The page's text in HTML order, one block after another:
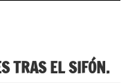
TRAS EL SIFÓN.